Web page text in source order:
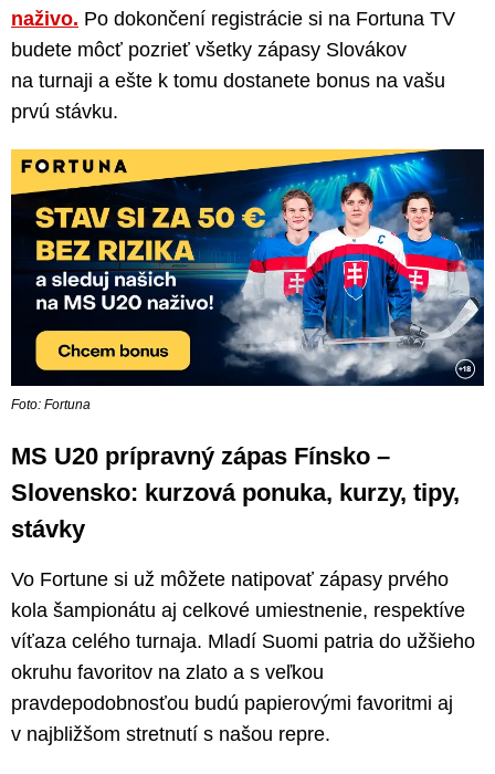
naživo. Po dokončení registrácie si na Fortuna TV
budete môcť pozrieť všetky zápasy Slovákov
na turnaji a ešte k tomu dostanete bonus na vašu
prvú stávku.
Foto: Fortuna
MS U20 prípravný zápas Fínsko –
Slovensko: kurzová ponuka, kurzy, tipy,
stávky
Vo Fortune si už môžete natipovať zápasy prvého
kola šampionátu aj celkové umiestnenie, respektíve
víťaza celého turnaja. Mladí Suomi patria do užšieho
okruhu favoritov na zlato a s veľkou
pravdepodobnosťou budú papierovými favoritmi aj
v najbližšom stretnutí s našou repre.